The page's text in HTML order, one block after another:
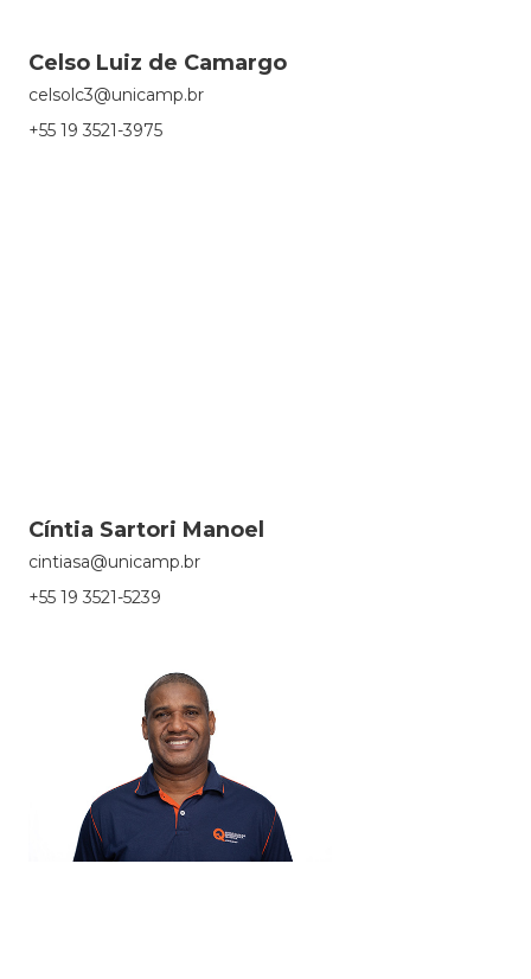
Celso Luiz de Camargo
celsolc3@unicamp.br
+55 19 3521-3975
Cíntia Sartori Manoel
cintiasa@unicamp.br
+55 19 3521-5239